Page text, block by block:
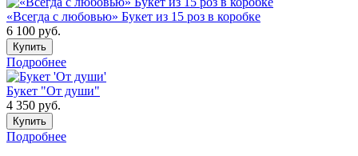
«Всегда с любовью» Букет из 15 роз в коробке
6 100 руб.
Купить
Подробнее
Букет "От души"
4 350 руб.
Купить
Подробнее